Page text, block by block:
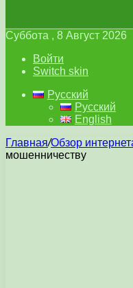
Суббота , 8 Август 2026
Войти
Switch skin
Русский
Русский
English
Главная/Обзор
мошенничеству